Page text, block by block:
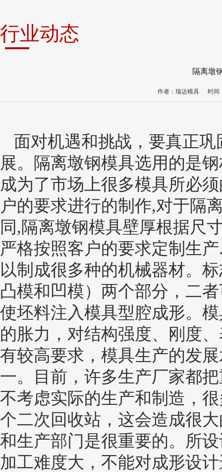
行业动态
隔离墩
作者：瑞达模具 时间
面对机遇和挑战，要真正
展。
隔离墩钢模具选用的是
成为了市场上很多模具所必
户的要求进行的制作,对于隔
同,隔离墩钢模具壁厚根据尺
严格按照客户的要求定制生
以制成很多种的机械器材。
凸模和凹模）两个部分，二
使坯料注入模具型腔成形。
的胀力，对结构强度、刚度
有较高要求，模具生产的发
一。目前，许多生产厂家都
不考虑实际的生产和制造，
个二次回收站，这会造成很
和生产部门是很重要的。所
加工难度大，不能对成形设